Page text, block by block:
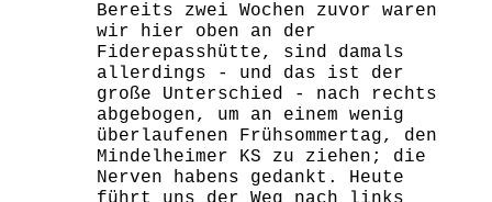
Bereits zwei Wochen zuvor waren
wir hier oben an der
Fiderepasshütte, sind damals
allerdings - und das ist der
große Unterschied - nach rechts
abgebogen, um an einem wenig
überlaufenen Frühsommertag, den
Mindelheimer KS zu ziehen; die
Nerven habens gedankt. Heute